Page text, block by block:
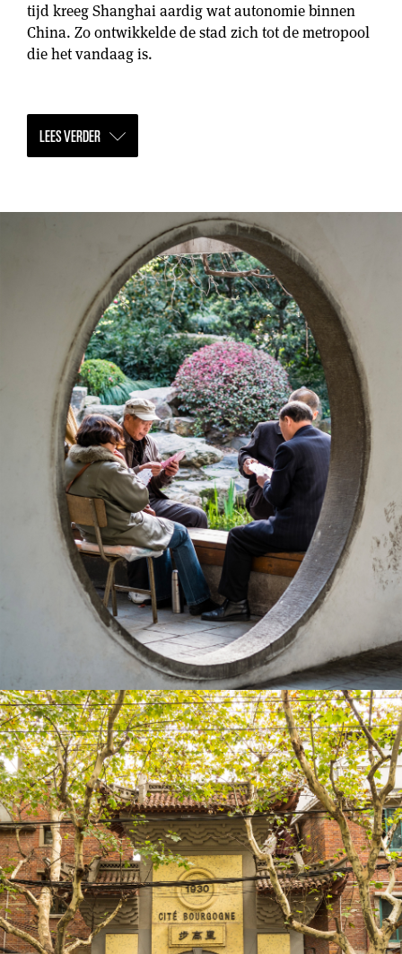
tijd kreeg Shanghai aardig wat autonomie binnen
China. Zo ontwikkelde de stad zich tot de metropool
die het vandaag is.
LEES VERDER